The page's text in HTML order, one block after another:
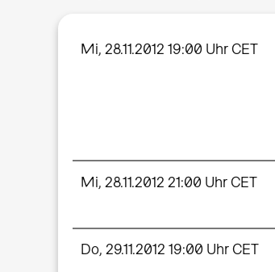
Mi, 28.11.2012 19:00 Uhr CET
Mi, 28.11.2012 21:00 Uhr CET
Do, 29.11.2012 19:00 Uhr CET